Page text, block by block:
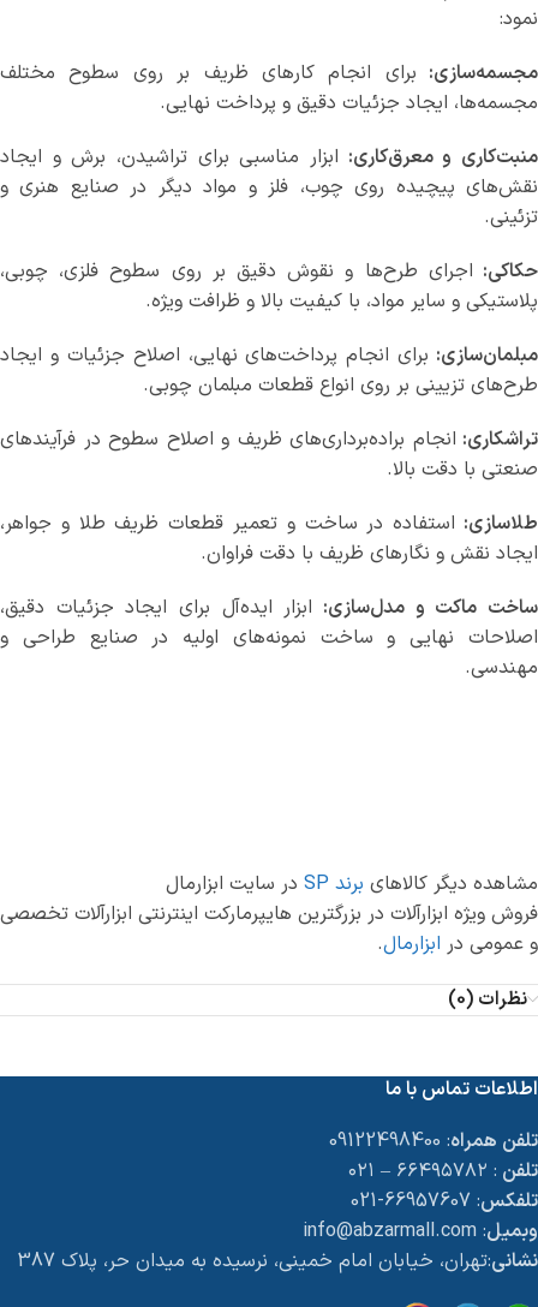
نمود:
مجسمه‌سازی: برای انجام کارهای ظریف بر روی سطوح مختلف
مجسمه‌ها، ایجاد جزئیات دقیق و پرداخت نهایی.
منبت‌کاری و معرق‌کاری: ابزار مناسبی برای تراشیدن، برش و ایجاد
نقش‌های پیچیده روی چوب، فلز و مواد دیگر در صنایع هنری و
تزئینی.
حکاکی: اجرای طرح‌ها و نقوش دقیق بر روی سطوح فلزی، چوبی،
پلاستیکی و سایر مواد، با کیفیت بالا و ظرافت ویژه.
مبلمان‌سازی: برای انجام پرداخت‌های نهایی، اصلاح جزئیات و ایجاد
طرح‌های تزیینی بر روی انواع قطعات مبلمان چوبی.
تراشکاری: انجام براده‌برداری‌های ظریف و اصلاح سطوح در فرآیندهای
صنعتی با دقت بالا.
طلاسازی: استفاده در ساخت و تعمیر قطعات ظریف طلا و جواهر،
ایجاد نقش و نگارهای ظریف با دقت فراوان.
ساخت ماکت و مدل‌سازی: ابزار ایده‌آل برای ایجاد جزئیات دقیق،
اصلاحات نهایی و ساخت نمونه‌های اولیه در صنایع طراحی و
مهندسی.
مشاهده دیگر کالاهای برند SP
در سایت ابزارمال
فروش ویژه ابزارآلات در بزرگترین هایپرمارکت اینترنتی ابزارآلات تخصصی
و عمومی در ابزارمال.
نظرات (0)
اطلاعات تماس با ما
تلفن همراه: 09122498400
تلفن : ۶۶۴۹۵۷۸۲ – ۰۲۱
تلفکس: 66957607-021
وبمیل: info@abzarmall.com
نشانی:تهران، خیابان امام خمینی، نرسیده به میدان حر، پلاک 387